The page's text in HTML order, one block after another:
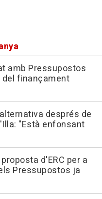
amb Pressupostos
finançament
després de
"Està enfonsant
d'ERC per a
Pressupostos ja